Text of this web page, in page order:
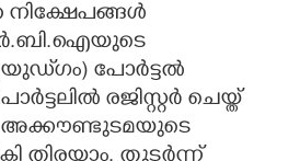
നിക്ഷേപങ്ങൾ
പോർട്ടൽ
രജിസ്റ്റർ ചെയ്ത്
അക്കൗണ്ടുടമയുടെ